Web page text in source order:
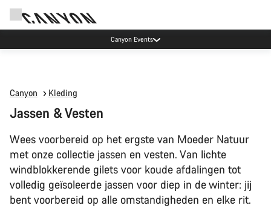
Canyon Events
Canyon Kleding
Jassen & Vesten
Wees voorbereid op het ergste van Moeder Natuur
met onze collectie jassen en vesten. Van lichte
windblokkerende gilets voor koude afdalingen tot
volledig geïsoleerde jassen voor diep in de winter: jij
bent voorbereid op alle omstandigheden en elke rit.